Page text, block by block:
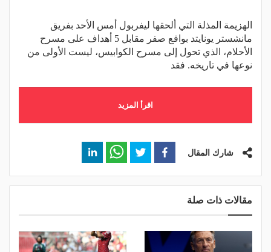
الهزيمة المذلة التي ألحقها ليفربول أمس الأحد بفريق
مانشستر يونايتد بواقع صفر مقابل 5 أهداف على مسرح
الأحلام، الذي تحول إلى مسرح الكوابيس، ليست الأولى من
نوعها في تاريخه. فقد
اقرأ المزيد
شارك المقال
مقالات ذات صلة